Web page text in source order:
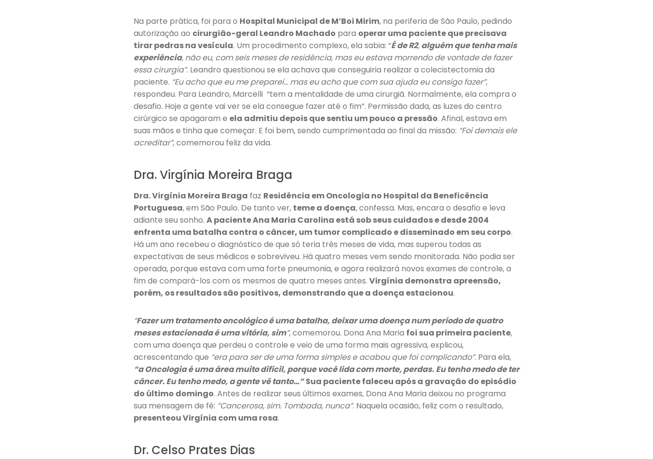
Na parte prática, foi para o Hospital Municipal de M’Boi Mirim, na periferia de São Paulo, pedindo
autorização ao cirurgião-geral Leandro Machado para operar uma paciente que precisava
tirar pedras na vesícula. Um procedimento complexo, ela sabia: “É de R2, alguém que tenha mais
experiência, não eu, com seis meses de residência, mas eu estava morrendo de vontade de fazer
essa cirurgia”. Leandro questionou se ela achava que conseguiria realizar a colecistectomia da
paciente. “Eu acho que eu me preparei… mas eu acho que com sua ajuda eu consigo fazer”,
respondeu. Para Leandro, Marcelli “tem a mentalidade de uma cirurgiã. Normalmente, ela compra o
desafio. Hoje a gente vai ver se ela consegue fazer até o fim”. Permissão dada, as luzes do centro
cirúrgico se apagaram e ela admitiu depois que sentiu um pouco a pressão. Afinal, estava em
suas mãos e tinha que começar. E foi bem, sendo cumprimentada ao final da missão: “Foi demais ele
acreditar”, comemorou feliz da vida.
Dra. Virgínia Moreira Braga
Dra. Virgínia Moreira Braga faz Residência em Oncologia no Hospital da Beneficência
Portuguesa, em São Paulo. De tanto ver, teme a doença, confessa. Mas, encara o desafio e leva
adiante seu sonho. A paciente Ana Maria Carolina está sob seus cuidados e desde 2004
enfrenta uma batalha contra o câncer, um tumor complicado e disseminado em seu corpo.
Há um ano recebeu o diagnóstico de que só teria três meses de vida, mas superou todas as
expectativas de seus médicos e sobreviveu. Há quatro meses vem sendo monitorada. Não podia ser
operada, porque estava com uma forte pneumonia, e agora realizará novos exames de controle, a
fim de compará-los com os mesmos de quatro meses antes. Virgínia demonstra apreensão,
porém, os resultados são positivos, demonstrando que a doença estacionou.
“Fazer um tratamento oncológico é uma batalha, deixar uma doença num período de quatro
meses estacionada é uma vitória, sim”, comemorou. Dona Ana Maria foi sua primeira paciente,
com uma doença que perdeu o controle e veio de uma forma mais agressiva, explicou,
acrescentando que “era para ser de uma forma simples e acabou que foi complicando”. Para ela,
“a Oncologia é uma área muito difícil, porque você lida com morte, perdas. Eu tenho medo de ter
câncer. Eu tenho medo, a gente vê tanto…” Sua paciente faleceu após a gravação do episódio
do último domingo. Antes de realizar seus últimos exames, Dona Ana Maria deixou no programa
sua mensagem de fé: “Cancerosa, sim. Tombada, nunca”. Naquela ocasião, feliz com o resultado,
presenteou Virgínia com uma rosa.
Dr. Celso Prates Dias